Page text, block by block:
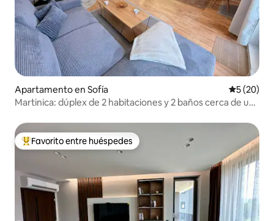
Apartamento en Sofía
5 (20)
Martinica: dúplex de 2 habitaciones y 2 baños cerca de un
Favorito entre huéspedes preferido
Favorito entre huéspedes